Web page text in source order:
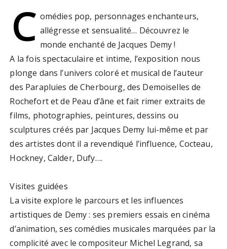
C omédies pop, personnages enchanteurs,
allégresse et sensualité… Découvrez le
monde enchanté de Jacques Demy !
A la fois spectaculaire et intime, l’exposition nous
plonge dans l’univers coloré et musical de l’auteur
des Parapluies de Cherbourg, des Demoiselles de
Rochefort et de Peau d’âne et fait rimer extraits de
films, photographies, peintures, dessins ou
sculptures créés par Jacques Demy lui-même et par
des artistes dont il a revendiqué l’influence, Cocteau,
Hockney, Calder, Dufy….
Visites guidées
La visite explore le parcours et les influences
artistiques de Demy : ses premiers essais en cinéma
d’animation, ses comédies musicales marquées par la
complicité avec le compositeur Michel Legrand, sa